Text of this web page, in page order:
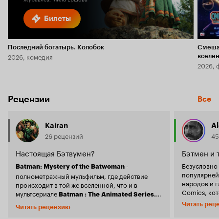
Билеты
Последний богатырь. Колобок
2026, комедия
2026,
Рецензии Все
Kairan
26 рецензий
Настоящая Бэтвумен?
Batman: Mystery of the Batwoman -
полнометражный мульфильм, где действие
происходит в той же вселенной, что и в
мультсериале Batman : The Animated Series.
Завязка такова: Бэтмен и Робин-Тим Дрейк, как
обычно патрулируют город, когда натыкаются
Читать рецензию
Бэтмен и
народов и
Comics,
постоянно,
Читать